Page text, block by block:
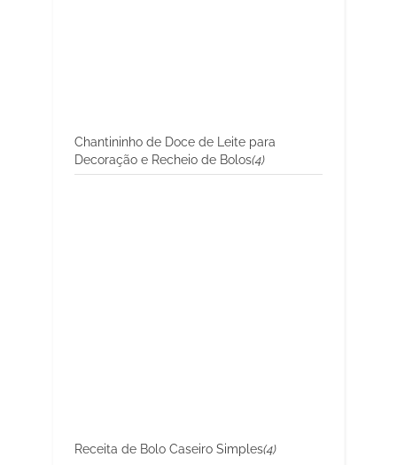
Chantininho de Doce de Leite para
Decoração e Recheio de Bolos(4)
Receita de Bolo Caseiro Simples(4)